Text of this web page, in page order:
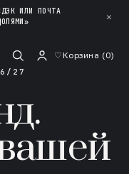
ИЛИ ПОЧТА
✕
♡Корзина (0)
27